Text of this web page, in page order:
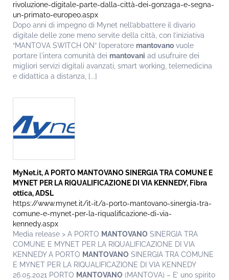
rivoluzione-digitale-parte-dalla-città-dei-gonzaga-e-segna-
un-primato-europeo.aspx
Dopo anni di impegno di Mynet nell’abbattere il divario
digitale delle zone meno servite della città, con l’iniziativa
“MANTOVA SWITCH ON” l’operatore mantovano vuole
portare l'intera comunità dei mantovani ad usufruire dei
migliori servizi digitali avanzati, smart working, telemedicina
e didattica a distanza, [...]
MyNet.it, A PORTO MANTOVANOSINERGIA TRA COMUNE E
MYNET PER LA RIQUALIFICAZIONE DI VIA KENNEDY, Fibra
ottica, ADSL
https://www.mynet.it/it-it/a-porto-mantovano-sinergia-tra-
comune-e-mynet-per-la-riqualificazione-di-via-
kennedy.aspx
Media release > A PORTO MANTOVANO SINERGIA TRA
COMUNE E MYNET PER LA RIQUALIFICAZIONE DI VIA
KENNEDY A PORTO MANTOVANO SINERGIA TRA COMUNE
E MYNET PER LA RIQUALIFICAZIONE DI VIA KENNEDY
26.05.2021 PORTO MANTOVANO (MANTOVA) – E’ uno spirito